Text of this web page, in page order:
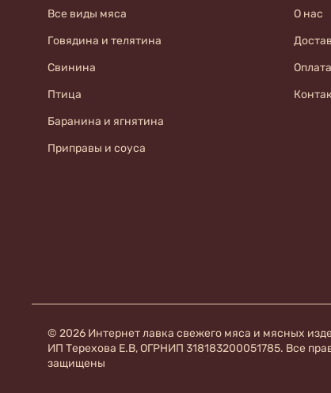
Все виды мяса
Говядина и телятина
Свинина
Птица
Баранина и ягнятина
Приправы и соуса
О нас
© 2026 Интернет лавка свежего мяса и мясных
ИП Терехова Е.В, ОГРНИП 318183200051785. Все
защищены